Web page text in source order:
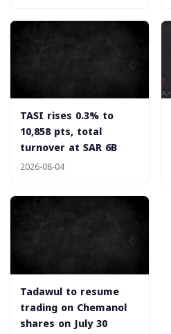
‎TASI rises 0.3% to
10,858 pts, total
turnover at SAR 6B
2026-08-04
‎Tadawul to resume
trading on Chemanol
shares on July 30